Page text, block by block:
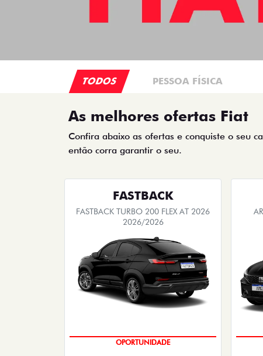
TODOS PESSOA FÍSICA
As melhores ofertas Fiat
Confira abaixo as ofertas e conquiste o seu
então corra garantir o seu.
FASTBACK
FASTBACK TURBO 200 FLEX AT 2026
2026/2026
OPORTUNIDADE